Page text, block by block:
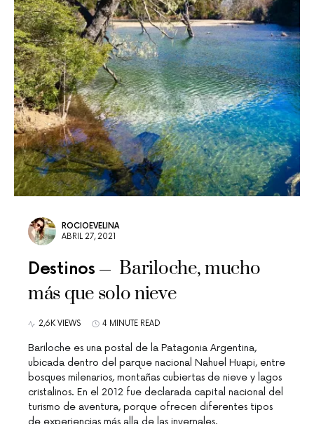
ROCIOEVELINA
ABRIL 27, 2021
Destinos
Bariloche, mucho
más que solo nieve
2,6K VIEWS 4 MINUTE READ
Bariloche es una postal de la Patagonia Argentina,
ubicada dentro del parque nacional Nahuel Huapi, entre
bosques milenarios, montañas cubiertas de nieve y lagos
cristalinos. En el 2012 fue declarada capital nacional del
turismo de aventura, porque ofrecen diferentes tipos
de experiencias más alla de las invernales.